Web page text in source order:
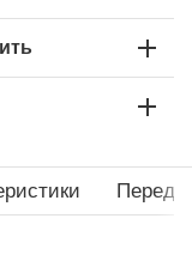
Перед